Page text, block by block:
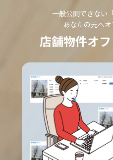
一般公開できない
あなたの元へ
店舗物件オ